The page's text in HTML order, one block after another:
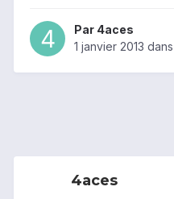
Par 4aces
1 janvier 2013 dans
4aces